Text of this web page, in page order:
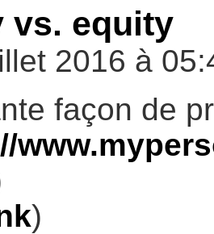
vs. equity
2016 à
façon de
)